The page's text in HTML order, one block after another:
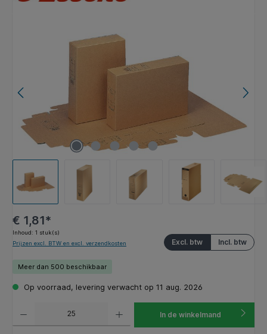
€ 1,81*
Inhoud: 1 stuk(s)
Incl. btw
Excl. btw
Prijzen excl. BTW en excl. verzendkosten
Meer dan 500 beschikbaar
Op voorraad, levering verwacht op 11 aug. 2026
In de winkelmand